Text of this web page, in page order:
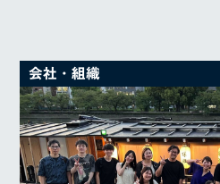
Adcent クリエイティ
スキルアップ
インタビ
仕事内容
はたらく人
シャチョウのつぶやき
会社・組織